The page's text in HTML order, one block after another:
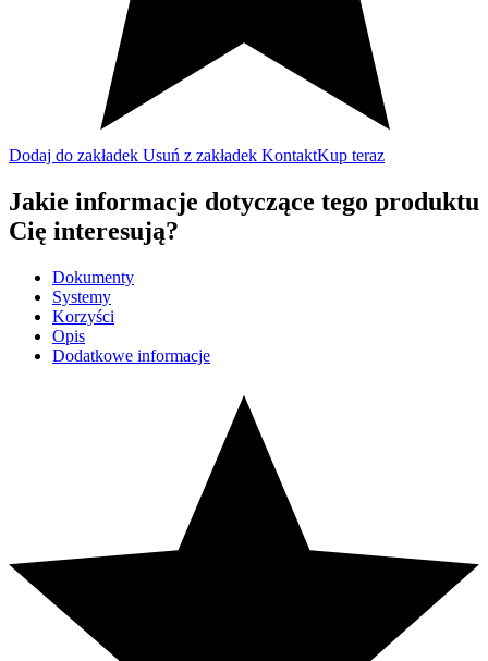
Dodaj do zakładek Usuń z zakładek KontaktKup teraz
Jakie informacje dotyczące tego produktu
Cię interesują?
Dokumenty
Systemy
Korzyści
Opis
Dodatkowe informacje